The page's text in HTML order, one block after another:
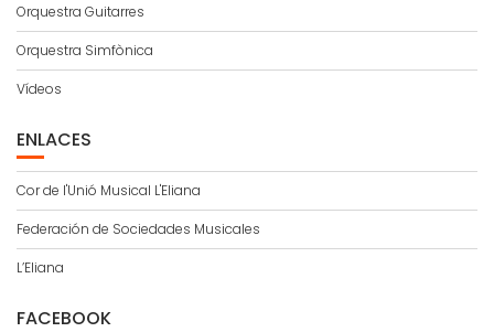
Orquestra Guitarres
Orquestra Simfònica
Vídeos
ENLACES
Cor de l'Unió Musical L'Eliana
Federación de Sociedades Musicales
L’Eliana
FACEBOOK